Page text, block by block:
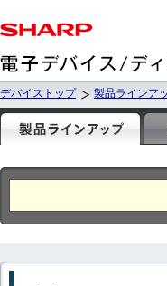
デバイストップ 製品ラインア